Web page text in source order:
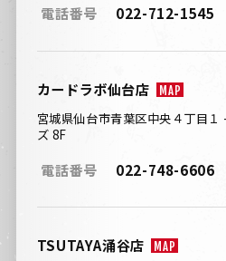
電話番号 022-712-1545
カードラボ仙台店 MAP
宮城県仙台市青葉区中央４丁目
ズ 8F
電話番号 022-748-6606
TSUTAYA涌谷店 MAP